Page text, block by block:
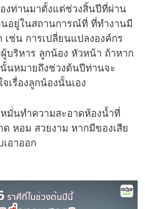
งท่านมาตั้งแต่ช่วงสิ้นปีที่ผ่าน
นอยู่ในสถานการณ์ที่ ที่ทำงานมี
เช่น การเปลี่ยนแปลงองค์กร
บริหาร ลูกน้อง หัวหน้า ถ้าหาก
นหมายถึงช่วงต้นปีท่านจะ
เรื่องลูกน้องนั้นเอง
มั่นทำความสะอาดห้องน้ำที่
หอม สวยงาม หากมีของเสีย
อาออก